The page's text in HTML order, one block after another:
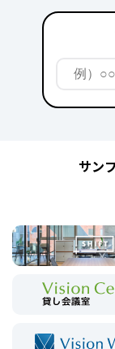
サン